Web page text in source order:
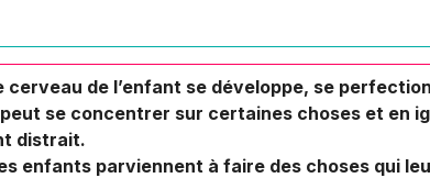
cerveau de l’enfant se développe, se
se concentrer sur certaines choses et en
distrait.
enfants parviennent à faire des choses qui